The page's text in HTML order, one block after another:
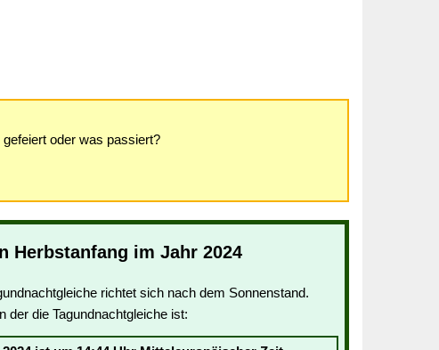
oder was passiert?
Herbstanfang im Jahr 2024
richtet sich nach dem Sonnenstand.
der die Tagundnachtgleiche ist: